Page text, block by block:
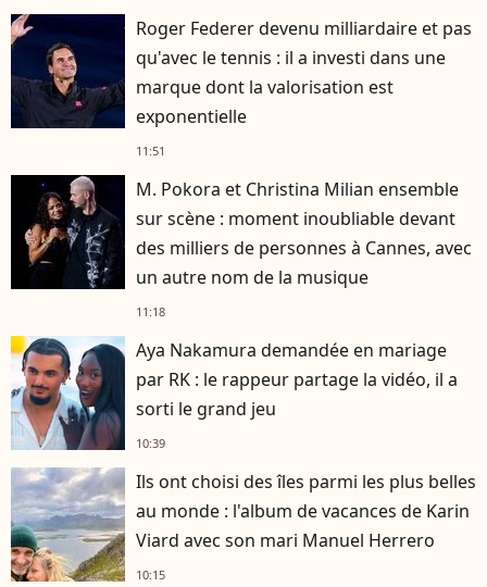
Roger Federer devenu milliardaire et pas
qu'avec le tennis : il a investi dans une
marque dont la valorisation est
exponentielle
11:51
M. Pokora et Christina Milian ensemble
sur scène : moment inoubliable devant
des milliers de personnes à Cannes, avec
un autre nom de la musique
11:18
Aya Nakamura demandée en mariage
par RK : le rappeur partage la vidéo, il a
sorti le grand jeu
10:39
Ils ont choisi des îles parmi les plus belles
au monde : l'album de vacances de Karin
Viard avec son mari Manuel Herrero
10:15